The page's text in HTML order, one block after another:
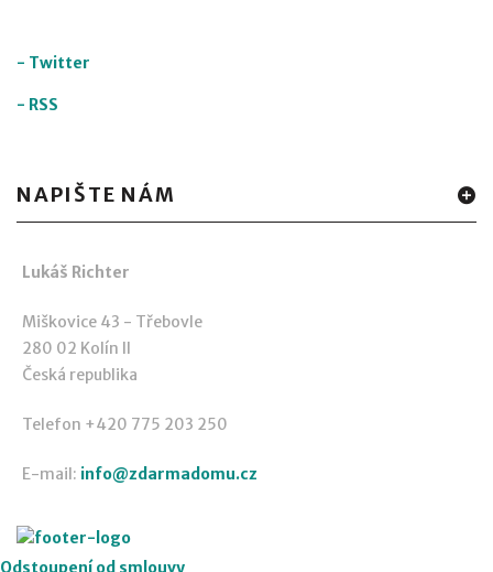
- Twitter
- RSS
NAPIŠTE NÁM
Lukáš Richter
Miškovice 43 - Třebovle
280 02 Kolín II
Česká republika
Telefon +420 775 203 250
E-mail: info@zdarmadomu.cz
Odstoupení od smlouvy